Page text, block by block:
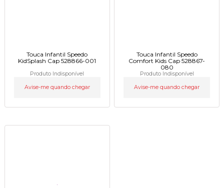
Touca Infantil Speedo
KidSplash Cap 528866-001
Produto Indisponível
Avise-me quando chegar
Touca Infantil Speedo
Comfort Kids Cap 528867-
080
Produto Indisponível
Avise-me quando chegar